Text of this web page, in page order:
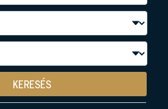
KERESÉS